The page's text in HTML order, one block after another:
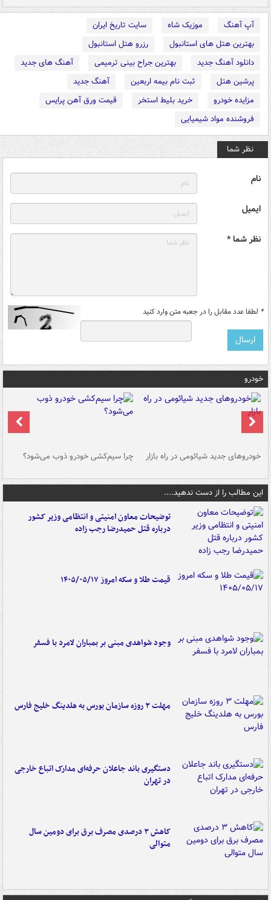
آپ آهنگ موزیک شاه
سایت تاریخ ایران
بهترین هتل های استانبول
رزرو هتل استانبول
دانلود آهنگ جدید
بهترین جراح بینی ترمیمی
آهنگ های جدید
پرشین هتل
ثبت نام بیمه اربعین
آهنگ جدید
مزایده خودرو
خرید بلیط استخر
قیمت ورق آهن پرایس
فروشنده مواد شیمیایی
نظر شما
نام
ایمیل
نظر شما *
* لطفا عدد مقابل را در جعبه متن وارد کنید
خودرو
خودروهای جدید شیائومی در راه بازار چرا سیم‌کشی خودرو ذوب می‌شود؟
این مطالب را از دست ندهید....
توضیحات معاون امنیتی و انتظامی وزیر کشور
درباره قتل حمیدرضا رجب زاده
قیمت طلا و سکه امروز ۱۴۰۵/۰۵/۱۷
وجود شواهدی مبنی بر بمباران لامرد با فسفر
مهلت ۳ روزه سازمان بورس به هلدینگ خلیج فارس
دستگیری باند جاعلان حرفه‌ای مدارک اتباع خارجی
در تهران
کاهش ۳ درصدی مصرف برق برای دومین سال
متوالی